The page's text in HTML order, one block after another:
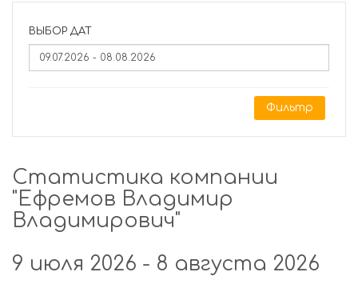
ВЫБОР ДАТ
Фильтр
Статистика компании
"Ефремов Владимир
Владимирович"
9 июля 2026 - 8 августа 2026